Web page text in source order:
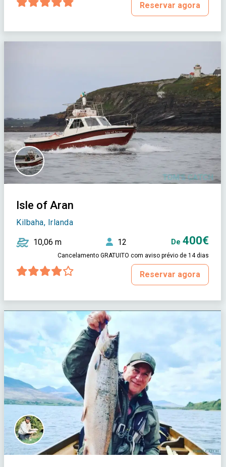
Reservar agora
Isle of Aran
Kilbaha, Irlanda
10,06 m 12 De 400€
Cancelamento GRATUITO com aviso prévio de 14 dias
Reservar agora